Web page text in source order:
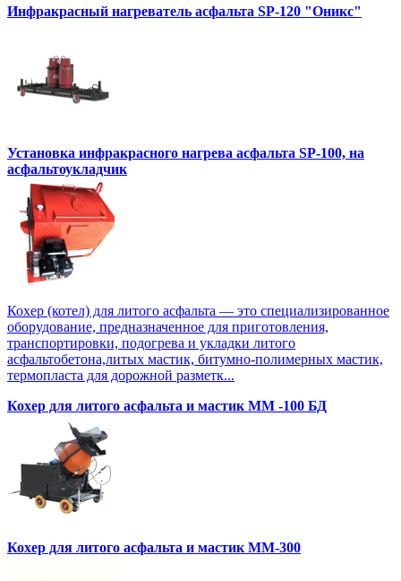
Инфракрасный нагреватель асфальта SP-120 "Оникс"
Установка инфракрасного нагрева асфальта SP-100, на
асфальтоукладчик
Кохер (котел) для литого асфальта — это специализированное
оборудование, предназначенное для приготовления,
транспортировки, подогрева и укладки литого
асфальтобетона,литых мастик, битумно-полимерных мастик,
термопласта для дорожной разметк...
Кохер для литого асфальта и мастик MM -100 БД
Кохер для литого асфальта и мастик MM-300